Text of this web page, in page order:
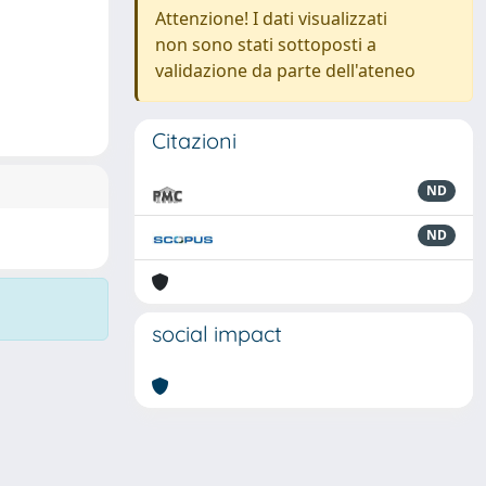
Attenzione! I dati visualizzati
non sono stati sottoposti a
validazione da parte dell'ateneo
Citazioni
ND
ND
social impact